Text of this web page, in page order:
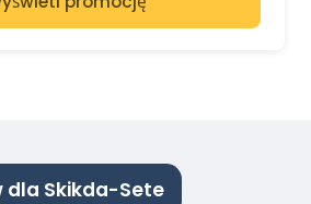
Skikda-Sete